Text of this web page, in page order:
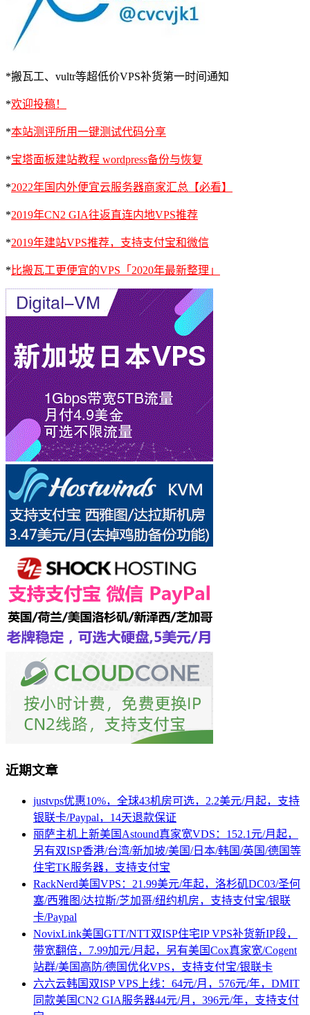
*搬瓦工、vultr等超低价VPS补货第一时间通知
*欢迎投稿！
*本站测评所用一键测试代码分享
*宝塔面板建站教程 wordpress备份与恢复
*2022年国内外便宜云服务器商家汇总【必看】
*2019年CN2 GIA往返直连内地VPS推荐
*2019年建站VPS推荐，支持支付宝和微信
* 比搬瓦工更便宜的VPS「2020年最新整理」
近期文章
justvps优惠10%，全球43机房可选，2.2美元/月起，支持
银联卡/Paypal，14天退款保证
丽萨主机上新美国Astound真家宽VDS：152.1元/月起，
另有双ISP香港/台湾/新加坡/美国/日本/韩国/英国/德国等
住宅TK服务器，支持支付宝
RackNerd美国VPS：21.99美元/年起，洛杉矶DC03/圣何
塞/西雅图/达拉斯/芝加哥/纽约机房，支持支付宝/银联
卡/Paypal
NovixLink美国GTT/NTT双ISP住宅IP VPS补货新IP段，
带宽翻倍，7.99加元/月起，另有美国Cox真家宽/Cogent
站群/美国高防/德国优化VPS，支持支付宝/银联卡
六六云韩国双ISP VPS上线：64元/月，576元/年，DMIT
同款美国CN2 GIA服务器44元/月，396元/年，支持支付